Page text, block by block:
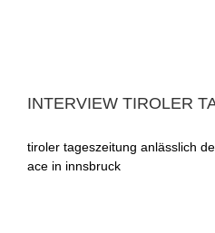
INTERVIEW TIROLER
tiroler tageszeitung anlässlich
ace in innsbruck